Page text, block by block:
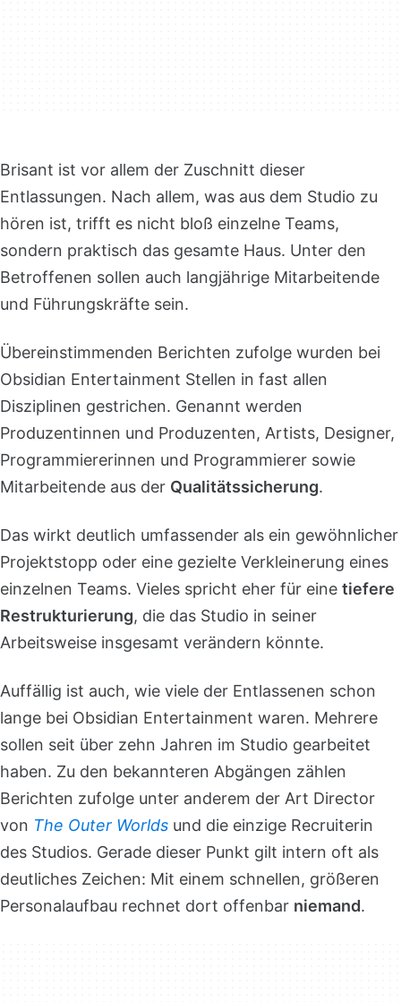
Brisant ist vor allem der Zuschnitt dieser
Entlassungen. Nach allem, was aus dem Studio zu
hören ist, trifft es nicht bloß einzelne Teams,
sondern praktisch das gesamte Haus. Unter den
Betroffenen sollen auch langjährige Mitarbeitende
und Führungskräfte sein.
Übereinstimmenden Berichten zufolge wurden bei
Obsidian Entertainment Stellen in fast allen
Disziplinen gestrichen. Genannt werden
Produzentinnen und Produzenten, Artists, Designer,
Programmiererinnen und Programmierer sowie
Mitarbeitende aus der Qualitätssicherung.
Das wirkt deutlich umfassender als ein gewöhnlicher
Projektstopp oder eine gezielte Verkleinerung eines
einzelnen Teams. Vieles spricht eher für eine tiefere
Restrukturierung, die das Studio in seiner
Arbeitsweise insgesamt verändern könnte.
Auffällig ist auch, wie viele der Entlassenen schon
lange bei Obsidian Entertainment waren. Mehrere
sollen seit über zehn Jahren im Studio gearbeitet
haben. Zu den bekannteren Abgängen zählen
Berichten zufolge unter anderem der Art Director
von The Outer Worlds und die einzige Recruiterin
des Studios. Gerade dieser Punkt gilt intern oft als
deutliches Zeichen: Mit einem schnellen, größeren
Personalaufbau rechnet dort offenbar niemand.